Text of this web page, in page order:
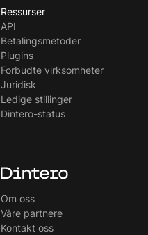
Svenska
Ressurser
API
Betalingsmetoder
Plugins
Forbudte virksomheter
Juridisk
Ledige stillinger
Dintero-status
Om oss
Våre partnere
Kontakt oss